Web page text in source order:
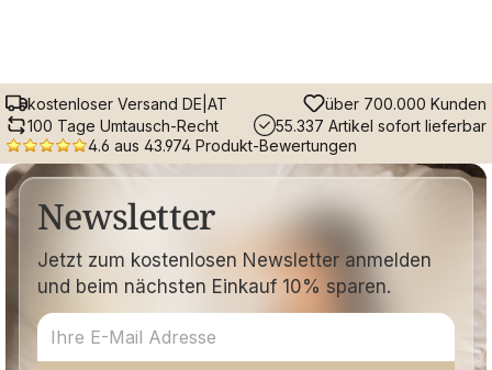
kostenloser Versand DE|AT
über 700.000 Kunden
100 Tage Umtausch-Recht
55.337 Artikel sofort lieferbar
4.6 aus 43.974 Produkt-Bewertungen
Newsletter
Jetzt zum kostenlosen Newsletter anmelden
und beim nächsten Einkauf 10% sparen.